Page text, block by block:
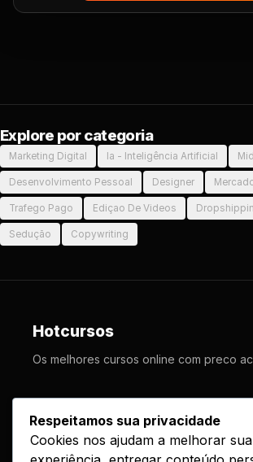
Explore por categoria
Marketing Digital Ia - Inteligência Artificial
Desenvolvimento Pessoal Designer
Trafego Pago Ediçao De Videos
Sedução Copywriting
Hotcursos
Os melhores cursos online com preco
Cursos
Respeitamos sua privacidade
Cookies nos ajudam a melhorar sua